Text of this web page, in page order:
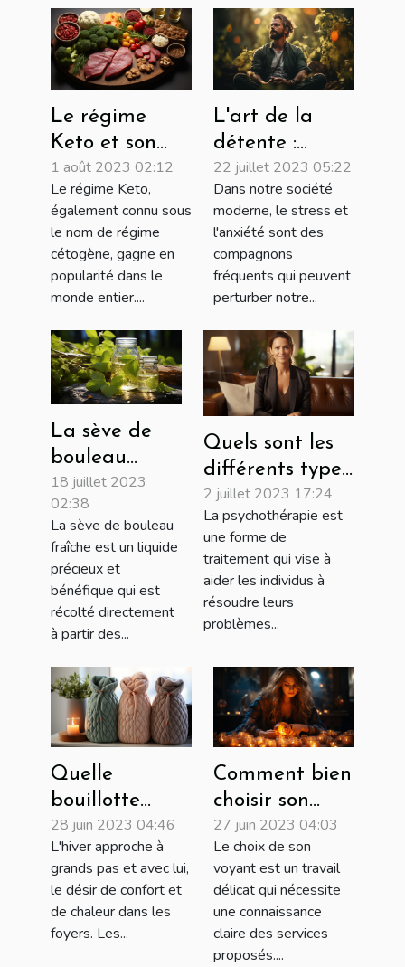
Le régime
Keto et son
influence sur
la santé
mentale
1 août 2023 02:12
Le régime Keto,
également connu sous
le nom de régime
cétogène, gagne en
popularité dans le
monde entier....
L'art de la
détente :
techniques
pour soulager
le stress et
apaiser l'esprit
22 juillet 2023 05:22
Dans notre société
moderne, le stress et
l'anxiété sont des
compagnons
fréquents qui peuvent
perturber notre...
La sève de
bouleau
fraîche : une
source
naturelle de
bienfaits
pour la santé
18 juillet 2023
02:38
La sève de bouleau
fraîche est un liquide
précieux et
bénéfique qui est
récolté directement
à partir des...
Quels sont les
différents types
de
psychothérapies
à adopter ?
2 juillet 2023 17:24
La psychothérapie est
une forme de
traitement qui vise à
aider les individus à
résoudre leurs
problèmes...
Quelle
bouillotte
choisir :
peluche,
électrique,
sèche ou à eau
?
28 juin 2023 04:46
L'hiver approche à
grands pas et avec lui,
le désir de confort et
de chaleur dans les
foyers. Les...
Comment bien
choisir son
voyant ?
27 juin 2023 04:03
Le choix de son
voyant est un travail
délicat qui nécessite
une connaissance
claire des services
proposés....